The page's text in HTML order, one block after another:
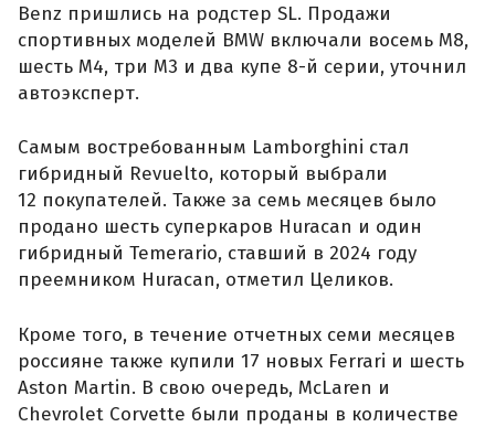
Benz пришлись на родстер SL. Продажи
спортивных моделей BMW включали восемь M8,
шесть M4, три M3 и два купе 8-й серии, уточнил
автоэксперт.
Самым востребованным Lamborghini стал
гибридный Revuelto, который выбрали
12 покупателей. Также за семь месяцев было
продано шесть суперкаров Huracan и один
гибридный Temerario, ставший в 2024 году
преемником Huracan, отметил Целиков.
Кроме того, в течение отчетных семи месяцев
россияне также купили 17 новых Ferrari и шесть
Aston Martin. В свою очередь, McLaren и
Chevrolet Corvette были проданы в количестве